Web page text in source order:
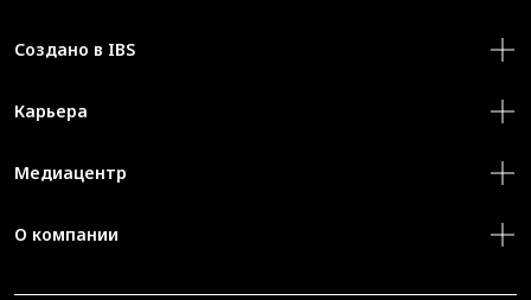
Создано в IBS
Карьера
Медиацентр
О компании